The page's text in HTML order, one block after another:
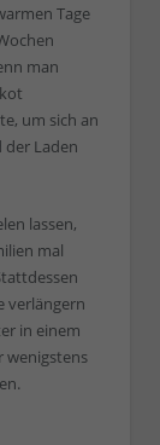
Tage
man
um sich an
der Laden
lassen,
mal
verlängern
in einem
wenigstens